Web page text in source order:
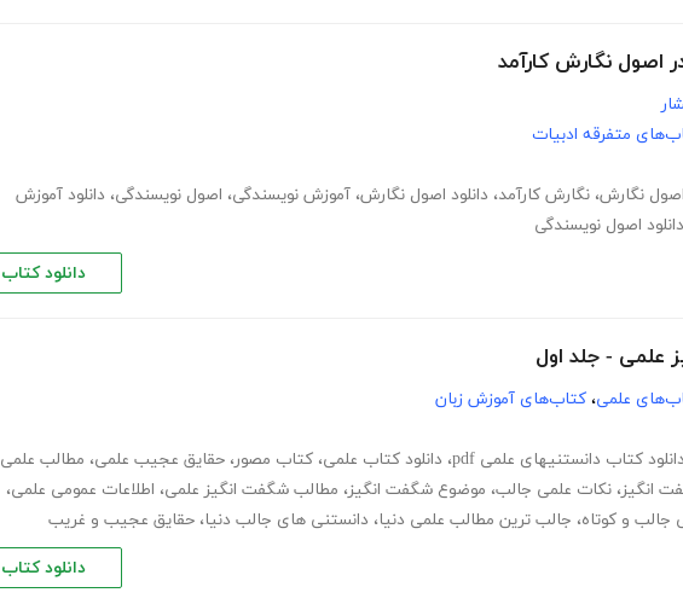
متفرقه ادبیات
اصول نگارش، نگارش کارآمد، دانلود اصول نگارش، آموزش نویسندگی، اصول نویسندگی، دانلود آموزش
دانلود اصول نویسندگی
دانلود کتاب
علمی - جلد اول
علمی، کتاب‌های آموزش زبان
دانلود کتاب دانستنیهای علمی pdf ، دانلود کتاب علمی، کتاب مصور، حقایق عجیب علمی، مطالب علمی
انگیز، نکات علمی جالب، موضوع شگفت انگیز، مطالب شگفت انگیز علمی، اطلاعات عمومی علمی،
جالب و کوتاه، جالب ترین مطالب علمی دنیا، دانستنی های جالب دنیا، حقایق عجیب و غریب
دانلود کتاب